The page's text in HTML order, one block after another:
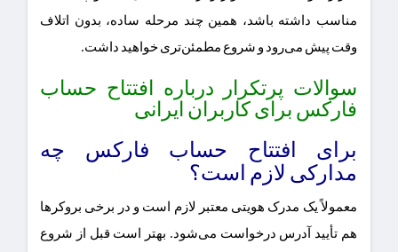
مناسب داشته باشد، همین چند مرحله ساده، بدون اتلاف
وقت پیش می‌رود و شروع مطمئن‌تری خواهید داشت.
سوالات پرتکرار درباره افتتاح حساب
فارکس برای کاربران ایرانی
برای افتتاح حساب فارکس چه
مدارکی لازم است؟
معمولاً یک مدرک هویتی معتبر لازم است و در برخی بروکرها
هم تأیید آدرس درخواست می‌شود. بهتر است قبل از شروع